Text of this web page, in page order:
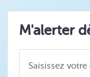
M'alerter